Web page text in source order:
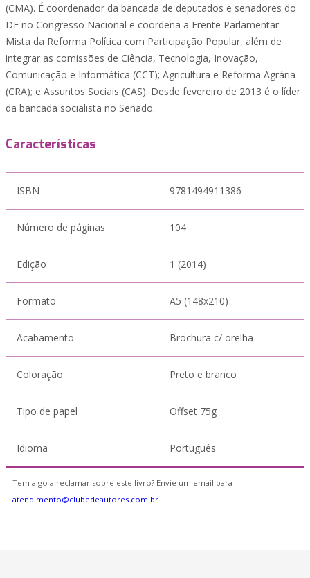
(CMA). É coordenador da bancada de deputados e senadores do
DF no Congresso Nacional e coordena a Frente Parlamentar
Mista da Reforma Política com Participação Popular, além de
integrar as comissões de Ciência, Tecnologia, Inovação,
Comunicação e Informática (CCT); Agricultura e Reforma Agrária
(CRA); e Assuntos Sociais (CAS). Desde fevereiro de 2013 é o líder
da bancada socialista no Senado.
Características
ISBN 9781494911386
Número de páginas 104
Edição 1 (2014)
Formato A5 (148x210)
Acabamento Brochura c/ orelha
Coloração Preto e branco
Tipo de papel Offset 75g
Idioma Português
Tem algo a reclamar sobre este livro? Envie um email para
atendimento@clubedeautores.com.br